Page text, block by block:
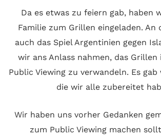
Da es etwas zu feiern gab, haben
Familie zum Grillen eingeladen. An
auch das Spiel Argentinien gegen
wir ans Anlass nahmen, das Grillen
Public Viewing zu verwandeln. Es gab
die wir alle zubereitet
Wir haben uns vorher Gedanken
zum Public Viewing machen